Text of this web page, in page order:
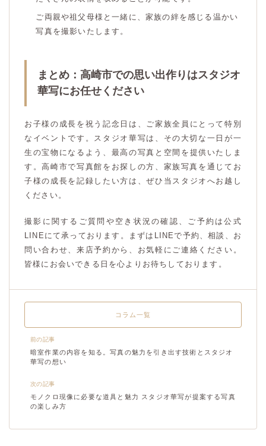
ご両親や祖父母様と一緒に、家族の絆を感じる温かい
写真を撮影いたします。
まとめ：高崎市での思い出作りはスタジオ
華写にお任せください
お子様の成長を祝う記念日は、ご家族全員にとって特別
なイベントです。スタジオ華写は、その大切な一日が一
生の宝物になるよう、最高の写真と空間を提供いたしま
す。高崎市で写真館をお探しの方、家族写真を通じてお
子様の成長を記録したい方は、ぜひ当スタジオへお越し
ください。
撮影に関するご質問や空き状況の確認、ご予約は公式
LINEにて承っております。まずはLINEで予約、相談、お
問い合わせ、来店予約から、お気軽にご連絡ください。
皆様にお会いできる日を心よりお待ちしております。
前の記事
暗室作業の内容を知る。写真の魅力を引き出す技術とスタジオ
華写の想い
コラム一覧
次の記事
モノクロ現像に必要な道具と魅力 スタジオ華写が提案する写真
の楽しみ方